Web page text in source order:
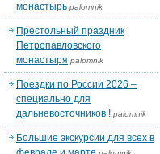
монастырь palomnik
Престольный праздник
Петропавловского
монастыря palomnik
Поездки по России 2026 –
специально для
дальневосточников ! palomnik
Большие экскурсии для всех в